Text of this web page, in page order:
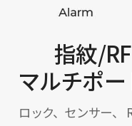
指紋/
マルチポ
ロック、センサー、